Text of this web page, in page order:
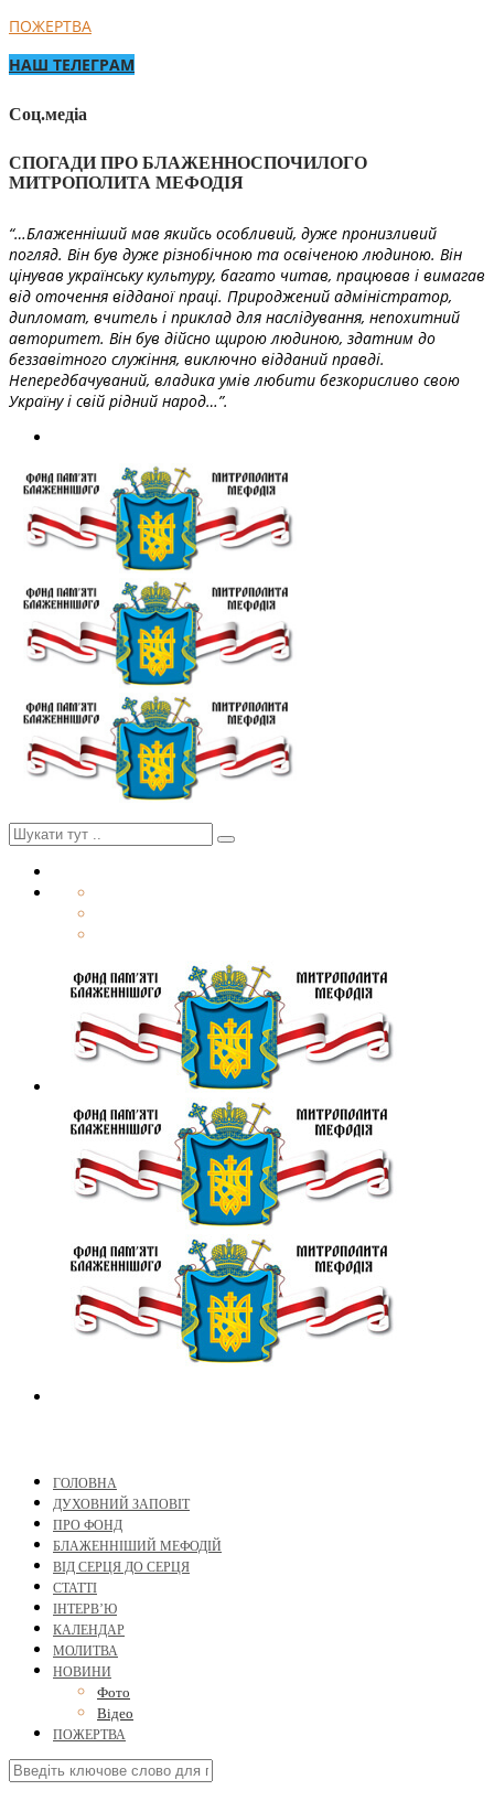
ПОЖЕРТВА
НАШ ТЕЛЕГРАМ
Соц.медіа
СПОГАДИ ПРО БЛАЖЕННОСПОЧИЛОГО
МИТРОПОЛИТА МЕФОДІЯ
“…Блаженніший мав якийсь особливий, дуже пронизливий
погляд. Він був дуже різнобічною та освіченою людиною. Він
цінував українську культуру, багато читав, працював і вимагав
від оточення відданої праці. Природжений адміністратор,
дипломат, вчитель і приклад для наслідування, непохитний
авторитет. Він був дійсно щирою людиною, здатним до
беззавітного служіння, виключно відданий правді.
Непередбачуваний, владика умів любити безкорисливо свою
Україну і свій рідний народ…”.
ГОЛОВНА
ДУХОВНИЙ ЗАПОВІТ
ПРО ФОНД
БЛАЖЕННІШИЙ МЕФОДІЙ
ВІД СЕРЦЯ ДО СЕРЦЯ
СТАТТІ
ІНТЕРВ’Ю
КАЛЕНДАР
МОЛИТВА
НОВИНИ
Фото
Відео
ПОЖЕРТВА